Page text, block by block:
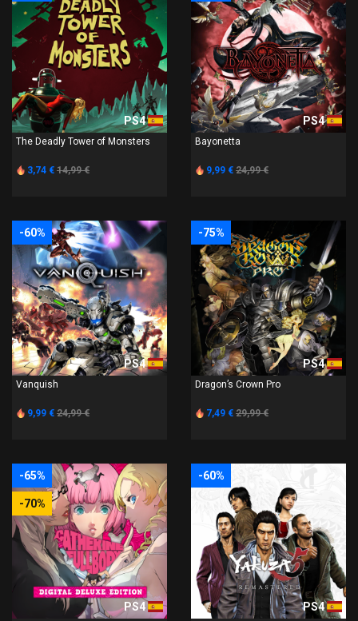
PS4
The Deadly Tower of Monsters
3,74 € 14,99 €
PS4
Bayonetta
9,99 € 24,99 €
-60%
PS4
Vanquish
9,99 € 24,99 €
-75%
PS4
Dragon’s Crown Pro
7,49 € 29,99 €
-65%
-70%
PS4
-60%
PS4